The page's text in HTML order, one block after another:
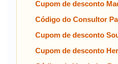
Cupom de desconto
Código do Consultor
Cupom de desconto
Cupom de desconto